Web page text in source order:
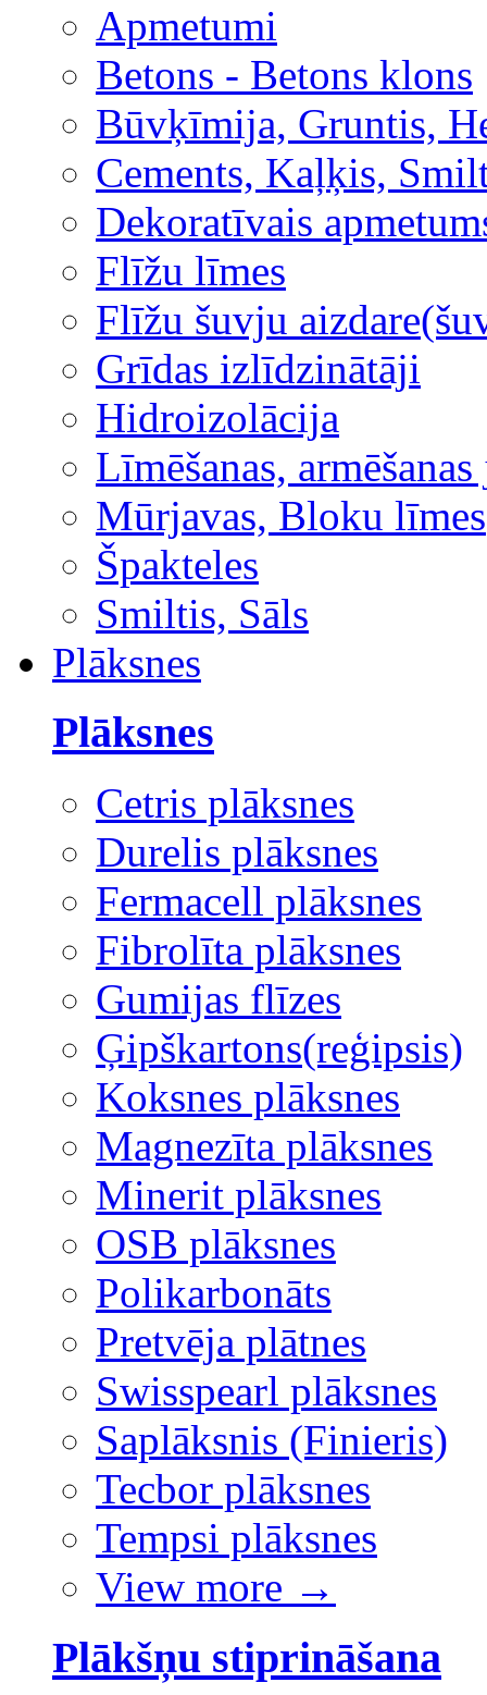
Apmetumi
Betons - Betons klons
Būvķīmija, Gruntis,
Cements, Kaļķis,
Dekoratīvais
Flīžu līmes
Flīžu šuvju
Grīdas izlīdzinātāji
Hidroizolācija
Līmēšanas, armēšanas
Mūrjavas, Bloku līmes
Špakteles
Smiltis, Sāls
Plāksnes
Plāksnes
Cetris plāksnes
Durelis plāksnes
Fermacell plāksnes
Fibrolīta plāksnes
Gumijas flīzes
Ģipškartons(reģipsis)
Koksnes plāksnes
Magnezīta plāksnes
Minerit plāksnes
OSB plāksnes
Polikarbonāts
Pretvēja plātnes
Swisspearl plāksnes
Saplāksnis (Finieris)
Tecbor plāksnes
Tempsi plāksnes
View more →
Plākšņu stiprināšana